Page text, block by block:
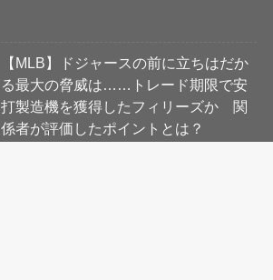
【MLB】ドジャースの前に立ちはだか
る最大の脅威は……トレード期限で安
打製造機を獲得したフィリーズか 関
係者が評価したポイントとは？